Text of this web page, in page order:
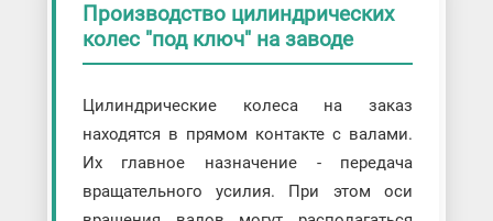
Производство цилиндрических
колес "под ключ" на заводе
Цилиндрические колеса на заказ
находятся в прямом контакте с валами.
Их главное назначение - передача
вращательного усилия. При этом оси